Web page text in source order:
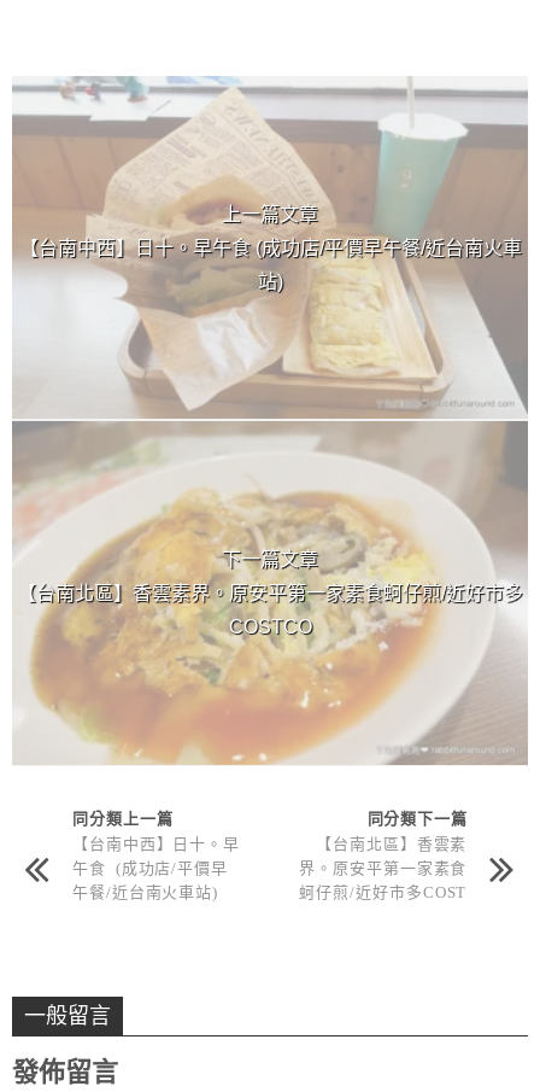
上 / 下一篇文章
上一篇文章
【台南中西】日十。早午食 (成功店/平價早午餐/近台南火車
站)
下一篇文章
【台南北區】香雲素界。原安平第一家素食蚵仔煎/近好市多
COSTCO
同分類上一篇
【台南中西】日十。早
午食 (成功店/平價早
午餐/近台南火車站)
同分類下一篇
【台南北區】香雲素
界。原安平第一家素食
蚵仔煎/近好市多COST
一般留言
發佈留言